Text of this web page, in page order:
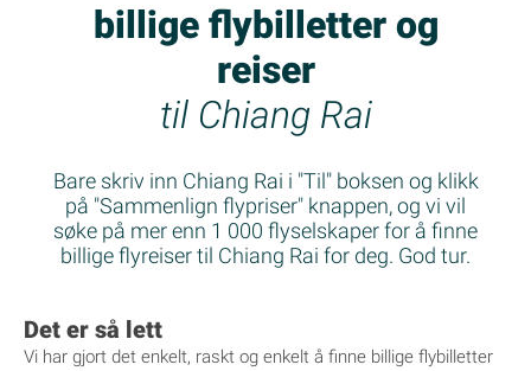
billige flybilletter og
reiser
til Chiang Rai
Bare skriv inn Chiang Rai i "Til" boksen og klikk
på "Sammenlign flypriser" knappen, og vi vil
søke på mer enn 1 000 flyselskaper for å finne
billige flyreiser til Chiang Rai for deg. God tur.
Det er så lett
Vi har gjort det enkelt, raskt og enkelt å finne billige flybilletter